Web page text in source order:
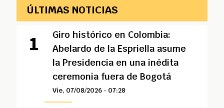
ÚLTIMAS NOTICIAS
Giro histórico en Colombia:
Abelardo de la Espriella asume
la Presidencia en una inédita
ceremonia fuera de Bogotá
Vie, 07/08/2026 - 07:28